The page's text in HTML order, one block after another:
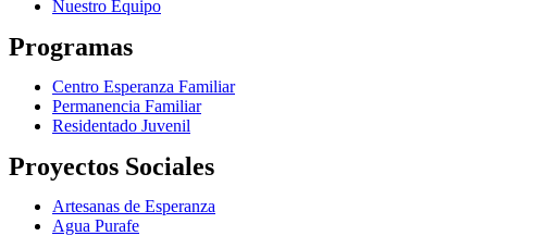
Nuestro Equipo
Programas
Centro Esperanza Familiar
Permanencia Familiar
Residentado Juvenil
Proyectos Sociales
Artesanas de Esperanza
Agua Purafe